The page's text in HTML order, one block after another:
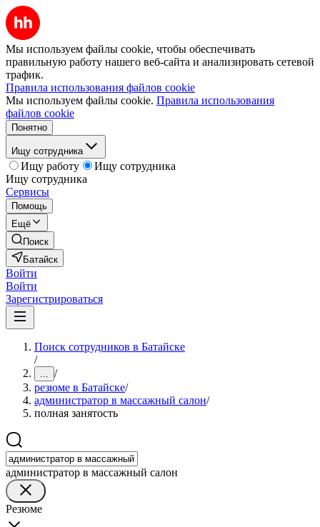
Мы используем файлы cookie, чтобы обеспечивать
правильную работу нашего веб-сайта и анализировать сетевой
трафик.
Правила использования файлов cookie
Мы используем файлы cookie. Правила использования
файлов cookie
Понятно
Ищу сотрудника
Ищу работу
Ищу сотрудника
Ищу сотрудника
Сервисы
Помощь
Ещё
Поиск
Батайск
Войти
Войти
Зарегистрироваться
Поиск сотрудников в Батайске
/
... /
резюме в Батайске/
администратор в массажный салон/
полная занятость
администратор в массажный салон
Резюме